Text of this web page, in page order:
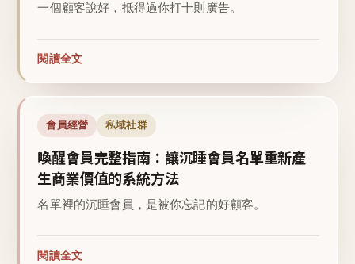
一個顧客說好，抵得過你打十則廣告。
閱讀全文
會員經營 私域社群
喚醒會員完整指南：讓沉睡會員名單重新產
生商業價值的系統方法
名單裡的沉睡會員，是被你忘記的好顧客。
閱讀全文